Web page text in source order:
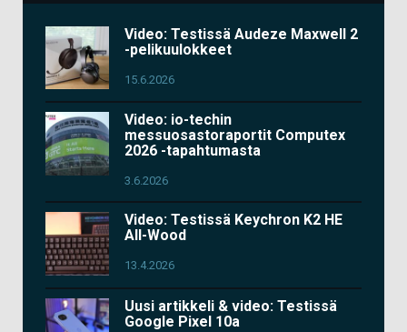
Video: Testissä Audeze Maxwell 2
-pelikuulokkeet
15.6.2026
Video: io-techin
messuosastoraportit Computex
2026 -tapahtumasta
3.6.2026
Video: Testissä Keychron K2 HE
All-Wood
13.4.2026
Uusi artikkeli & video: Testissä
Google Pixel 10a